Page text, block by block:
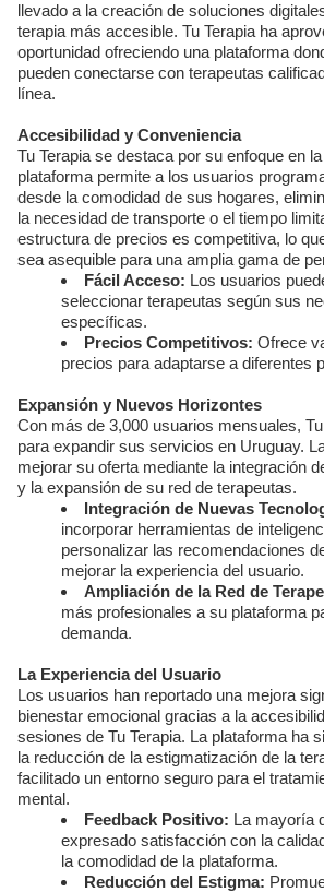
llevado a la creación de soluciones
terapia más accesible. Tu Terapia ha
oportunidad ofreciendo una plataforma
pueden conectarse con terapeutas
línea.
Accesibilidad y Conveniencia
Tu Terapia se destaca por su enfoque en
plataforma permite a los usuarios
desde la comodidad de sus hogares,
la necesidad de transporte o el tiempo
estructura de precios es competitiva, lo
sea asequible para una amplia gama de
Fácil Acceso: Los usuarios
seleccionar terapeutas según sus
específicas.
Precios Competitivos: Ofrece
precios para adaptarse a diferentes
Expansión y Nuevos Horizontes
Con más de 3,000 usuarios mensuales,
para expandir sus servicios en Uruguay.
mejorar su oferta mediante la integración
y la expansión de su red de terapeutas.
Integración de Nuevas
incorporar herramientas de
personalizar las recomendaciones
mejorar la experiencia del usuario.
Ampliación de la Red de
más profesionales a su plataforma
demanda.
La Experiencia del Usuario
Los usuarios han reportado una mejora
bienestar emocional gracias a la
sesiones de Tu Terapia. La plataforma ha
la reducción de la estigmatización de la
facilitado un entorno seguro para el
mental.
Feedback Positivo: La mayoría
expresado satisfacción con la
la comodidad de la plataforma.
Reducción del Estigma: